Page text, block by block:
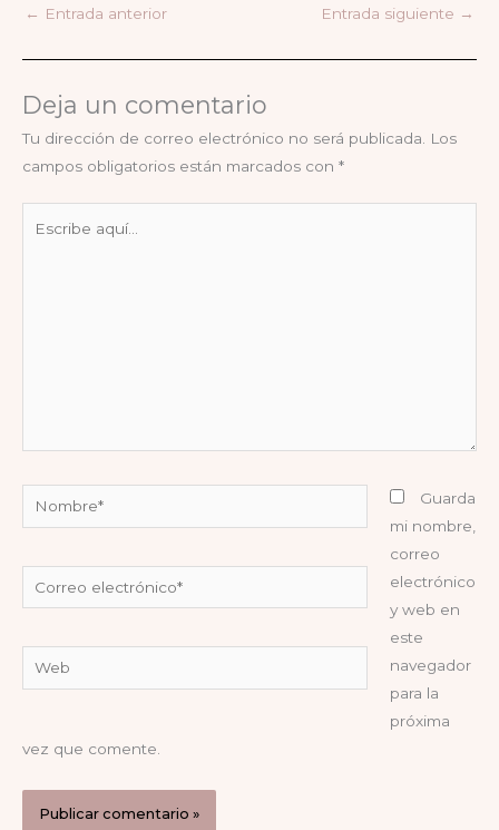
← Entrada anterior Entrada siguiente →
Deja un comentario
Tu dirección de correo electrónico no será publicada.
Los
campos obligatorios están marcados con *
Nombre*
electrónico*
Guarda
mi nombre,
correo
electrónico
y web en
este
navegador
para la
próxima
vez que comente.